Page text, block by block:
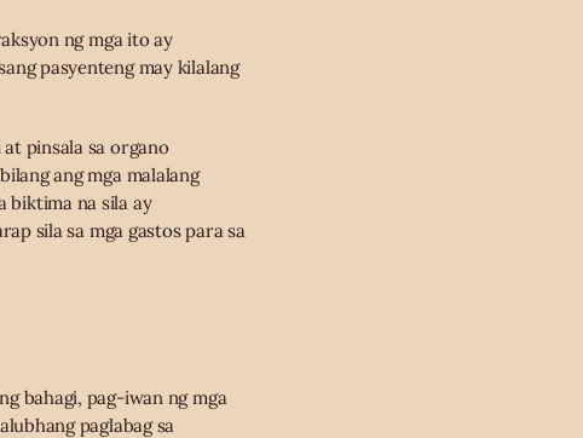
ng mga ito ay
pasyenteng may kilalang
pinsala sa organo
ang mga malalang
biktima na sila ay
sila sa mga gastos para sa
bahagi, pag-iwan ng mga
paglabag sa